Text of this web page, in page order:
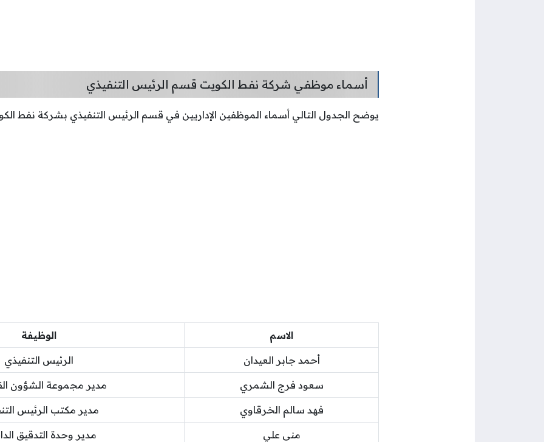
أسماء موظفي شركة نفط الكويت قسم الرئيس التنفيذي
يوضح الجدول التالي أسماء الموظفين الإداريين في قسم الرئيس التنفيذي بشركة نفط
الاسم الوظيفة
أحمد جابر العيدان الرئيس التنفيذي
سعود فرج الشمري مدير مجموعة الشؤون
فهد سالم الخرقاوي مدير مكتب الرئيس
منى علي مدير وحدة التدقيق